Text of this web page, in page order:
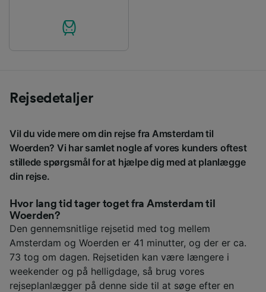
Rejsedetaljer
Vil du vide mere om din rejse fra Amsterdam til
Woerden? Vi har samlet nogle af vores kunders oftest
stillede spørgsmål for at hjælpe dig med at planlægge
din rejse.
Hvor lang tid tager toget fra Amsterdam til
Woerden?
Den gennemsnitlige rejsetid med tog mellem
Amsterdam og Woerden er 41 minutter, og der er ca.
73 tog om dagen. Rejsetiden kan være længere i
weekender og på helligdage, så brug vores
rejseplanlægger på denne side til at søge efter en